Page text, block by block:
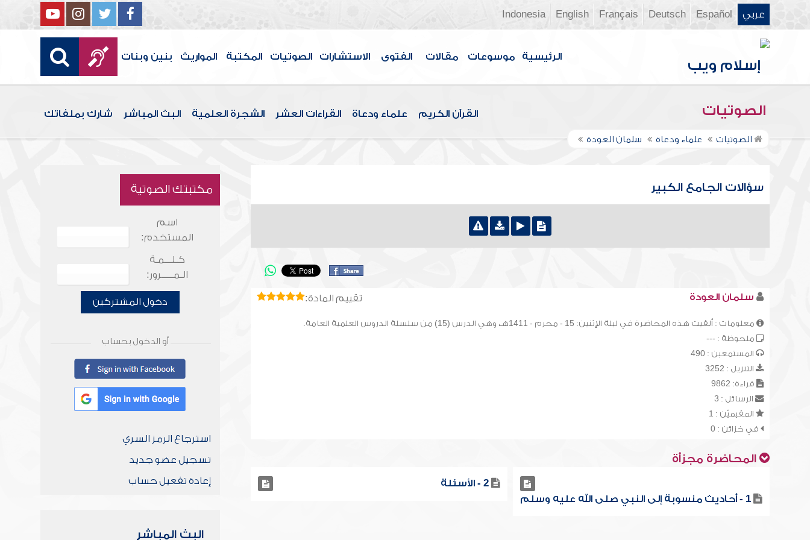
عربي Español
Deutsch
Français
English
Indonesia
الرئيسية موسوعات مقالات الفتوى الاستشارات الصوتيات المكتبة المواريث بنين وبنات
الصوتيات القرآن الكريم علماء ودعاة القراءات العشر الشجرة العلمية البث المباشر شارك بملفاتك
الصوتيات علماء ودعاة سلمان العودة
سؤالات الجامع الكبير
تقييم المادة: سلمان العودة
معلومات : ألقيت هذه المحاضرة في ليلة الإثنين: 15 - محرم - 1411هـ، وهي الدرس (15) من سلسلة الدروس العلمية العامة.
ملحوظة : ---
المستمعين : 490
التنزيل : 3252
قراءة: 9862
الرسائل : 3
المقيميّن : 1
في خزائن : 0
المحاضرة مجزأة
1 - أحاديث منسوبة إلى النبي صلى الله عليه وسلم
2 - الأسئلة
مكتبتك الصوتية
اسم
المستخدم:
كـلـــمـة
الـمـــــرور:
دخول المشتركين
أو الدخول بحساب
استرجاع الرمز السري
تسجيل عضو جديد
إعادة تفعيل حساب
البث المباشر